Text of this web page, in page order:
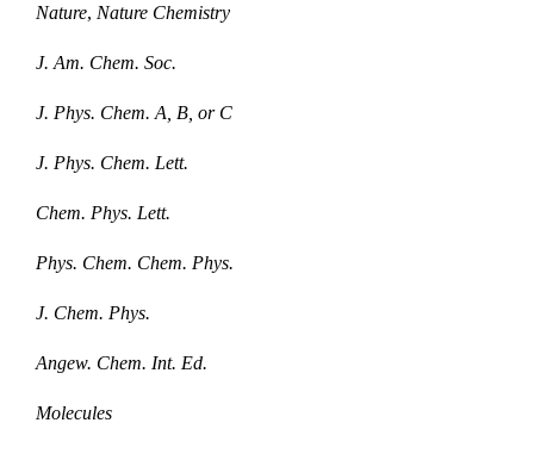
Nature, Nature Chemistry
J. Am. Chem. Soc.
J. Phys. Chem. A, B, or C
J. Phys. Chem. Lett.
Chem. Phys. Lett.
Phys. Chem. Chem. Phys.
J. Chem. Phys.
Angew. Chem. Int. Ed.
Molecules